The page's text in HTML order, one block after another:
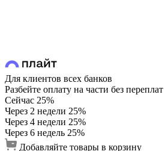
Для клиентов всех банков
Разбейте оплату на части без переплат
Сейчас 25%
Через 2 недели 25%
Через 4 недели 25%
Через 6 недель 25%
Добавляйте товары в корзину